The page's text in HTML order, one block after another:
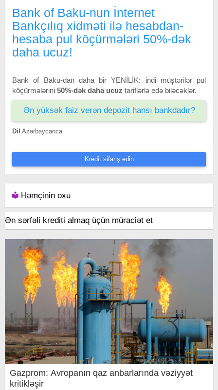
Bank of Baku-nun İnternet
Bankçılıq xidməti ilə hesabdan-
hesaba pul köçürmələri 50%-dək
daha ucuz!
Bank of Baku-dan daha bir YENİLİK: indi müştərilər pul
köçürmələrini 50%-dək daha ucuz tariflərlə edə biləcəklər.
Ən yüksək faiz verən depozit hansı bankdadır?
Dil Azərbaycanca
Kredit sifariş edin
Həmçinin oxu
Ən sərfəli krediti almaq üçün müraciət et
Gazprom: Avropanın qaz anbarlarında vəziyyət
kritikləşir